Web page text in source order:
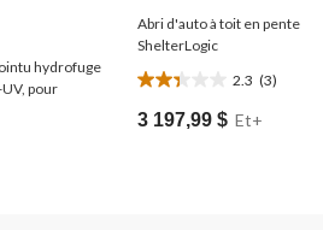
hydrofuge
pour
Abri d'auto à toit en pente
ShelterLogic
2.3 (3)
2.3
étoile(s)
3 197,99 $ Et+